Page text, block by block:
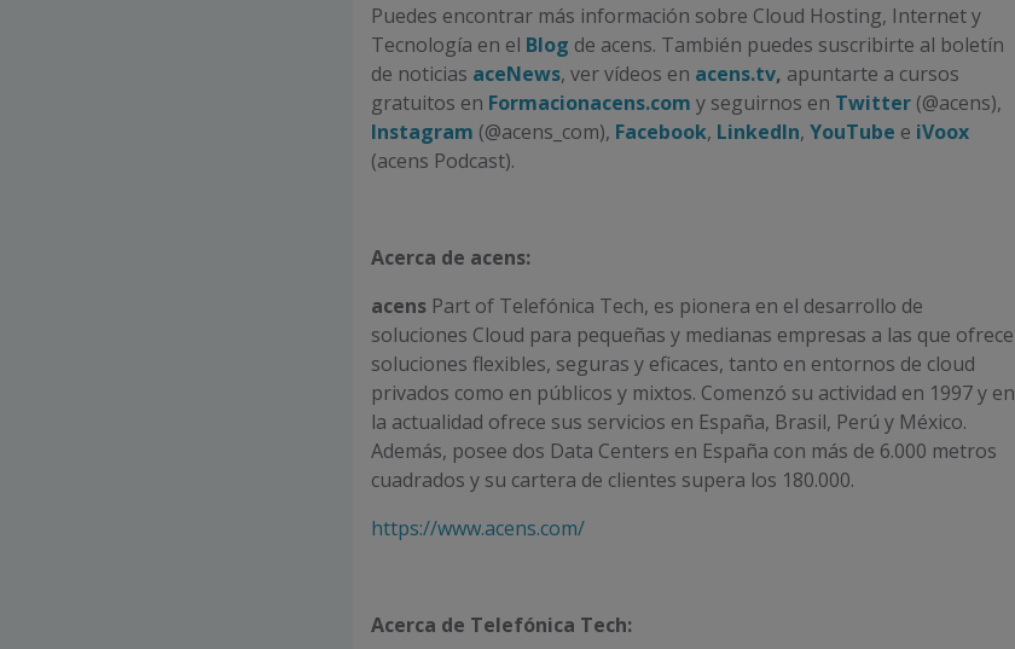
Puedes encontrar más información sobre Cloud Hosting, Internet y
Tecnología en el Blog de acens. También puedes suscribirte al boletín
de noticias aceNews, ver vídeos en acens.tv, apuntarte a cursos
gratuitos en Formacionacens.com y seguirnos en Twitter (@acens),
Instagram (@acens_com), Facebook, LinkedIn, YouTube e iVoox
(acens Podcast).
Acerca de acens:
acens Part of Telefónica Tech, es pionera en el desarrollo de
soluciones Cloud para pequeñas y medianas empresas a las que ofrece
soluciones flexibles, seguras y eficaces, tanto en entornos de cloud
privados como en públicos y mixtos. Comenzó su actividad en 1997 y en
la actualidad ofrece sus servicios en España, Brasil, Perú y México.
Además, posee dos Data Centers en España con más de 6.000 metros
cuadrados y su cartera de clientes supera los 180.000.
https://www.acens.com/
Acerca de Telefónica Tech: